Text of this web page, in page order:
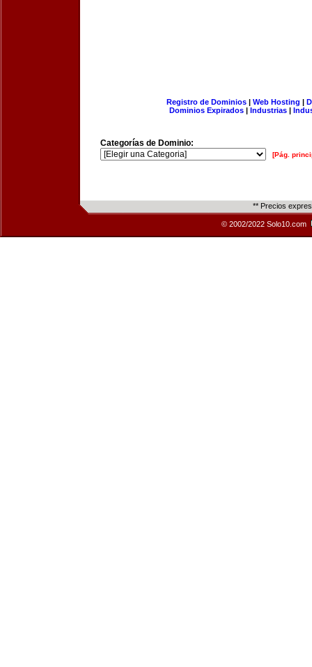
Registro de Dominios| Web Hosting |
Dominios Expirados | Industrias |
Categorías de Dominio:
[Pág.
** Precios
© 2002/2022 Solo10.com